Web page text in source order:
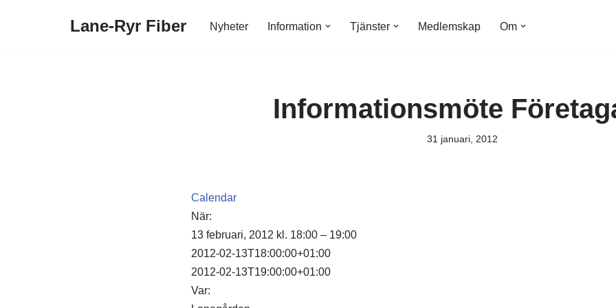
Lane-Ryr Fiber Nyheter Information Tjänster Medlemskap Om
Informationsmöte
31 januari, 2012
Calendar
När:
13 februari, 2012 kl. 18:00 – 19:00
2012-02-13T18:00:00+01:00
2012-02-13T19:00:00+01:00
Var: